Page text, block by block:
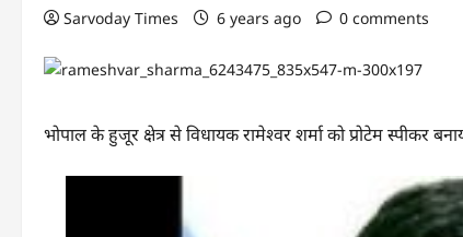
Sarvoday Times 6 years ago 0 comments
भोपाल के हुजूर क्षेत्र से विधायक रामेश्वर शर्मा को प्रोटेम स्पीकर